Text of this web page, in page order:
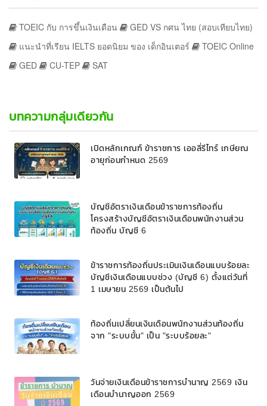
TOEIC กับ การขึ้นเงินเดือน
GED VS กศน ไทย (สอบเทียบไทย)
แนะนำที่เรียน IELTS ยอดนิยม ของ เด็กอินเตอร์
TOEIC Online
GED
CU-TEP SAT
บทความกลุ่มเดียวกัน
เปิดหลักเกณฑ์ ข้าราชการ เออลี่รีไทร์ เกษียณ
อายุก่อนกำหนด 2569
บัญชีอัตราเงินเดือนข้าราชการท้องถิ่น
โครงสร้างบัญชีอัตราเงินเดือนพนักงานส่วน
ท้องถิ่น บัญชี 6
ข้าราชการท้องถิ่นประเมินเงินเดือนแบบร้อยละ
บัญชีเงินเดือนแบบช่วง (บัญชี 6) ตั้งแต่วันที่
1 เมษายน 2569 เป็นต้นไป
ท้องถิ่นเปลี่ยนเงินเดือนพนักงานส่วนท้องถิ่น
จาก "ระบบขั้น" เป็น "ระบบร้อยละ"
วันจ่ายเงินเดือนข้าราชการบํานาญ 2569 เงิน
เดือนบำนาญออก 2569